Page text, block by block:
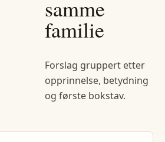
samme
familie
Forslag gruppert etter
opprinnelse, betydning
og første bokstav.